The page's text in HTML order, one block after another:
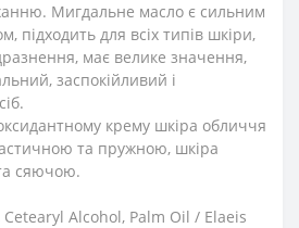
Мигдальне масло є сильним
підходить для всіх типів шкіри,
має велике значення,
заспокійливий і
крему шкіра обличчя
та пружною, шкіра
сяючою.
Alcohol, Palm Oil / Elaeis